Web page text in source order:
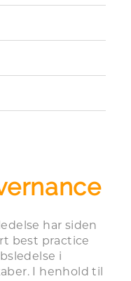
har siden
best practice
i
I henhold til